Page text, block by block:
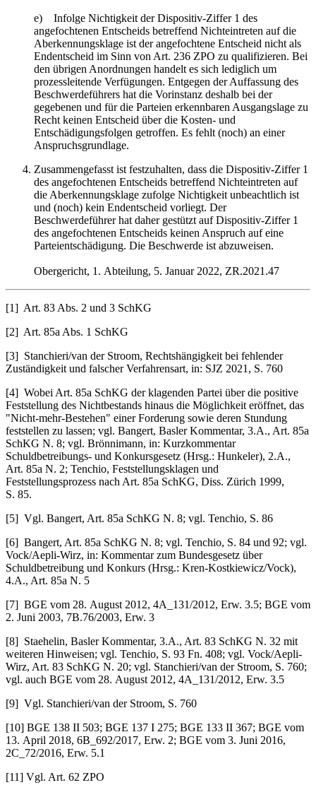
e) Infolge Nichtigkeit der Dispositiv-Ziffer 1 des
angefochtenen Entscheids betreffend Nichteintreten auf die
Aberkennungsklage ist der angefochtene Entscheid nicht als
Endentscheid im Sinn von Art. 236 ZPO zu qualifizieren. Bei
den übrigen Anordnungen handelt es sich lediglich um
prozessleitende Verfügungen. Entgegen der Auffassung des
Beschwerdeführers hat die Vor­instanz deshalb bei der
gegebenen und für die Parteien erkennbaren Ausgangslage zu
Recht keinen Entscheid über die Kosten- und
Entschädigungsfolgen getroffen. Es fehlt (noch) an einer
Anspruchsgrundlage.
Zusammengefasst ist festzuhalten, dass die Dispositiv-Ziffer 1
des angefochtenen Entscheids betreffend Nichteintreten auf
die Aberkennungsklage zufolge Nichtigkeit unbeachtlich ist
und (noch) kein Endentscheid vorliegt. Der
Beschwerdeführer hat daher gestützt auf Dispositiv-Ziffer 1
des angefochtenen Entscheids keinen Anspruch auf eine
Parteientschädigung. Die Beschwerde ist abzuweisen.
Obergericht, 1. Abteilung, 5. Januar 2022, ZR.2021.47
[1] Art. 83 Abs. 2 und 3 SchKG
[2] Art. 85a Abs. 1 SchKG
[3] Stanchieri/van der Stroom, Rechtshängigkeit bei fehlender
Zuständigkeit und falscher Verfahrensart, in: SJZ 2021, S. 760
[4] Wobei Art. 85a SchKG der klagenden Partei über die positive
Feststellung des Nichtbestands hinaus die Möglichkeit eröffnet, das
"Nicht-mehr-Bestehen" einer Forderung sowie deren Stundung
feststellen zu lassen; vgl. Bangert, Basler Kommentar, 3.A., Art. 85a
SchKG N. 8; vgl. Brönnimann, in: Kurzkommentar
Schuldbetreibungs- und Konkursgesetz (Hrsg.: Hunkeler), 2.A.,
Art. 85a N. 2; Tenchio, Feststellungsklagen und
Feststellungsprozess nach Art. 85a SchKG, Diss. Zürich 1999,
S. 85.
[5] Vgl. Bangert, Art. 85a SchKG N. 8; vgl. Tenchio, S. 86
[6] Bangert, Art. 85a SchKG N. 8; vgl. Tenchio, S. 84 und 92; vgl.
Vock/Aepli-Wirz, in: Kommentar zum Bundesgesetz über
Schuldbetreibung und Konkurs (Hrsg.: Kren-Kostkiewicz/Vock),
4.A., Art. 85a N. 5
[7] BGE vom 28. August 2012, 4A_131/2012, Erw. 3.5; BGE vom
2. Juni 2003, 7B.76/2003, Erw. 3
[8] Staehelin, Basler Kommentar, 3.A., Art. 83 SchKG N. 32 mit
weiteren Hinweisen; vgl. Tenchio, S. 93 Fn. 408; vgl. Vock/Aepli-
Wirz, Art. 83 SchKG N. 20; vgl. Stanchieri/van der Stroom, S. 760;
vgl. auch BGE vom 28. August 2012, 4A_131/2012, Erw. 3.5
[9] Vgl. Stanchieri/van der Stroom, S. 760
[10] BGE 138 II 503; BGE 137 I 275; BGE 133 II 367; BGE vom
13. April 2018, 6B_692/2017, Erw. 2; BGE vom 3. Juni 2016,
2C_72/2016, Erw. 5.1
[11] Vgl. Art. 62 ZPO